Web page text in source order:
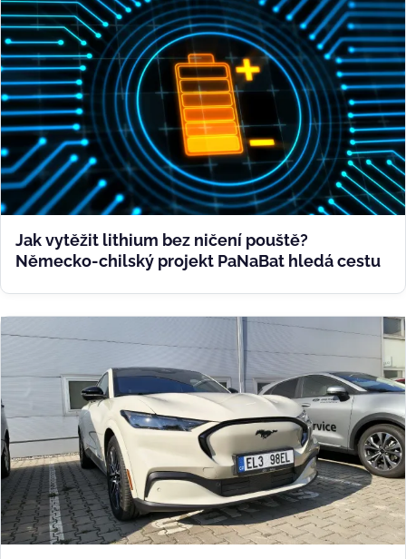
Jak vytěžit lithium bez ničení pouště?
Německo-chilský projekt PaNaBat hledá cestu